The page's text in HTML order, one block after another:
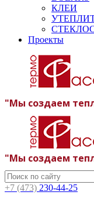
КЛЕИ
Проекты
"Мы создаем
"Мы создаем
+7 (473) 230-44-25